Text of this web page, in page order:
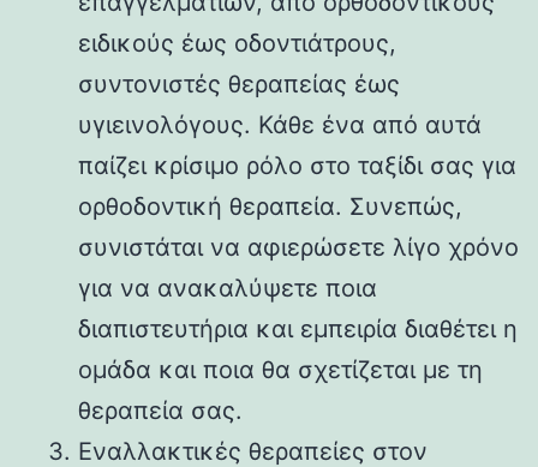
ειδικούς έως οδοντιάτρους,
συντονιστές θεραπείας έως
υγιεινολόγους. Κάθε ένα από αυτά
παίζει κρίσιμο ρόλο στο ταξίδι σας για
ορθοδοντική θεραπεία. Συνεπώς,
συνιστάται να αφιερώσετε λίγο χρόνο
για να ανακαλύψετε ποια
διαπιστευτήρια και εμπειρία διαθέτει η
ομάδα και ποια θα σχετίζεται με τη
θεραπεία σας.
Εναλλακτικές θεραπείες στον